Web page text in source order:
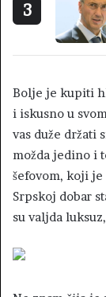
3
Bolje je kupiti
i iskusno u
vas duže držati
možda jedino i
šefovom, koji
Srpskoj dobar
su valjda